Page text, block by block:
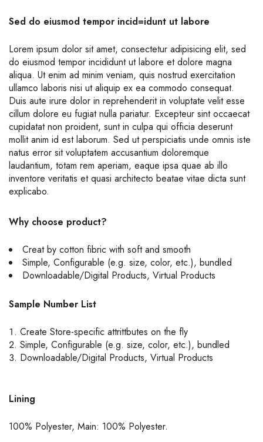
Sed do eiusmod tempor incid=idunt ut labore
Lorem ipsum dolor sit amet, consectetur adipisicing elit, sed
do eiusmod tempor incididunt ut labore et dolore magna
aliqua. Ut enim ad minim veniam, quis nostrud exercitation
ullamco laboris nisi ut aliquip ex ea commodo consequat.
Duis aute irure dolor in reprehenderit in voluptate velit esse
cillum dolore eu fugiat nulla pariatur. Excepteur sint occaecat
cupidatat non proident, sunt in culpa qui officia deserunt
mollit anim id est laborum. Sed ut perspiciatis unde omnis iste
natus error sit voluptatem accusantium doloremque
laudantium, totam rem aperiam, eaque ipsa quae ab illo
inventore veritatis et quasi architecto beatae vitae dicta sunt
explicabo.
Why choose product?
Creat by cotton fibric with soft and smooth
Simple, Configurable (e.g. size, color, etc.), bundled
Downloadable/Digital Products, Virtual Products
Sample Number List
Create Store-specific attrittbutes on the fly
Simple, Configurable (e.g. size, color, etc.), bundled
Downloadable/Digital Products, Virtual Products
Lining
100% Polyester, Main: 100% Polyester.